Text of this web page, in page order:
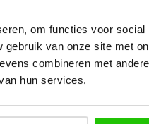
om functies voor
van onze site met
combineren met
hun services.
Wij bevelen dit
aan!